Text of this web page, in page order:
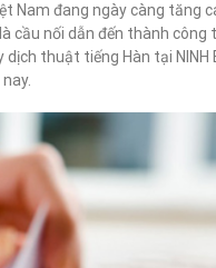
Nam đang ngày càng tăng
cầu nối dẫn đến thành công
dịch thuật tiếng Hàn tại